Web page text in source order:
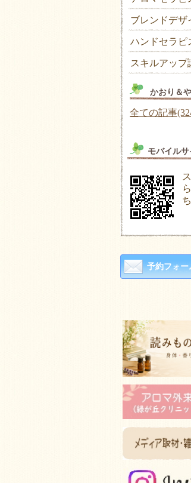
ブレンドデザ
ハンドセラピ
スキルアップ
かおり＆
全ての記事
モバイルサ
予約フォー